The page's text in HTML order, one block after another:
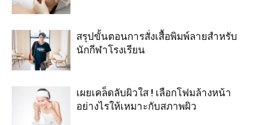
สรุปขั้นตอนการสั่งเสื้อพิมพ์ลายสำหรับ
นักกีฬาโรงเรียน
เผยเคล็ดลับผิวใส ! เลือกโฟมล้างหน้า
อย่างไรให้เหมาะกับสภาพผิว